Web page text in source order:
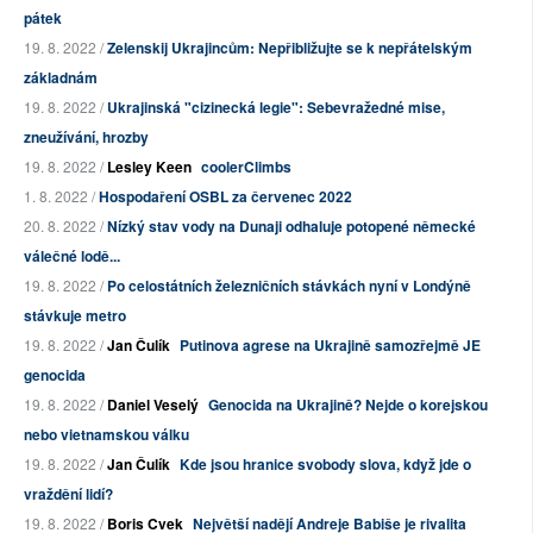
pátek
19. 8. 2022 /Zelenskij Ukrajincům: Nepřibližujte se k nepřátelským
základnám
19. 8. 2022 /Ukrajinská "cizinecká legie": Sebevražedné mise,
zneužívání, hrozby
19. 8. 2022 /Lesley Keen coolerClimbs
1. 8. 2022 /Hospodaření OSBL za červenec 2022
20. 8. 2022 /Nízký stav vody na Dunaji odhaluje potopené německé
válečné lodě...
19. 8. 2022 /Po celostátních železničních stávkách nyní v Londýně
stávkuje metro
19. 8. 2022 /Jan Čulík Putinova agrese na Ukrajině samozřejmě JE
genocida
19. 8. 2022 /Daniel Veselý Genocida na Ukrajině? Nejde o korejskou
nebo vietnamskou válku
19. 8. 2022 /Jan Čulík Kde jsou hranice svobody slova, když jde o
vraždění lidí?
19. 8. 2022 /Boris Cvek Největší nadějí Andreje Babiše je rivalita